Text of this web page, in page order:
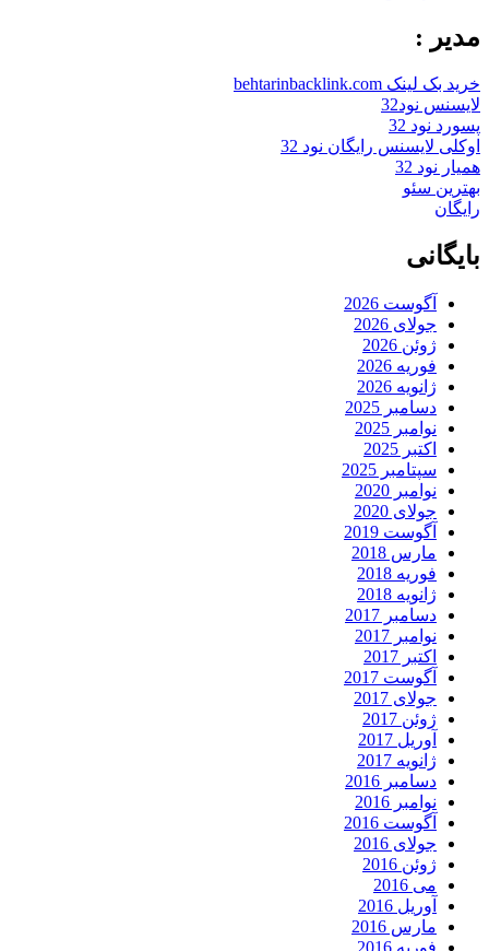
مدیر :
خرید بک لینک behtarinbacklink.com
لایسنس نود32
پسورد نود 32
اوکلی لایسنس رایگان نود 32
همیار نود 32
بهترین سئو
رایگان
بایگانی
آگوست 2026
جولای 2026
ژوئن 2026
فوریه 2026
ژانویه 2026
دسامبر 2025
نوامبر 2025
اکتبر 2025
سپتامبر 2025
نوامبر 2020
جولای 2020
آگوست 2019
مارس 2018
فوریه 2018
ژانویه 2018
دسامبر 2017
نوامبر 2017
اکتبر 2017
آگوست 2017
جولای 2017
ژوئن 2017
آوریل 2017
ژانویه 2017
دسامبر 2016
نوامبر 2016
آگوست 2016
جولای 2016
ژوئن 2016
می 2016
آوریل 2016
مارس 2016